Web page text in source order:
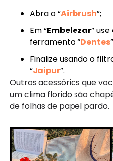
Abra o “Airbrush”;
Em “Embelezar”
ferramenta “Dentes
Finalize usando o
“Jaipur”.
Outros acessórios que
um clima florido são
de folhas de papel pardo.